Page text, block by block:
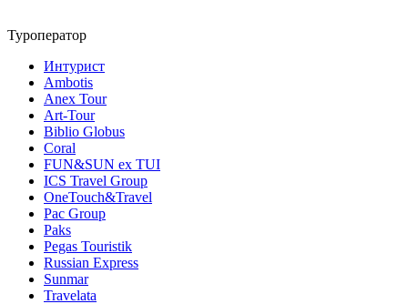
Туроператор
Интурист
Ambotis
Anex Tour
Art-Tour
Biblio Globus
Coral
FUN&SUN ex TUI
ICS Travel Group
OneTouch&Travel
Pac Group
Paks
Pegas Touristik
Russian Express
Sunmar
Travelata